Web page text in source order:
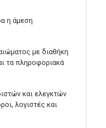
η άμεση
με διαθήκη
τα πληροφοριακά
και ελεγκτών
λογιστές και